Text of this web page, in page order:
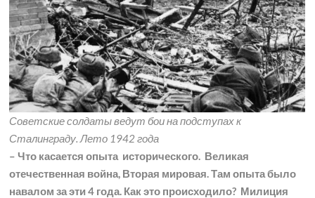
Советские солдаты ведут бои на подступах к
Сталинграду. Лето 1942 года
– Что касается опыта исторического. Великая
отечественная война, Вторая мировая. Там опыта было
навалом за эти 4 года. Как это происходило? Милиция